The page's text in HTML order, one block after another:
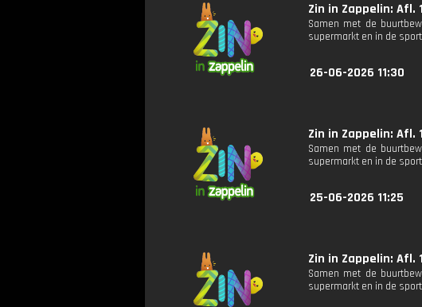
Zin in Zappelin: Afl.
Samen met de
supermarkt en in de
26-06-2026 11:30
Zin in Zappelin: Afl.
Samen met de
supermarkt en in de
25-06-2026 11:25
Zin in Zappelin: Afl.
Samen met de
supermarkt en in de